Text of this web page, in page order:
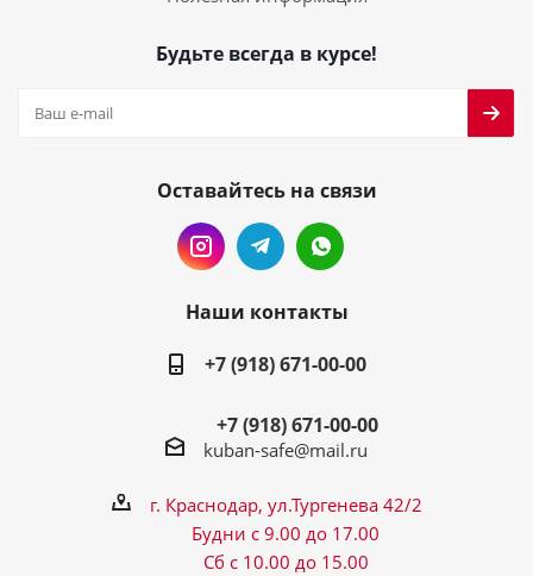
Будьте всегда в курсе!
Оставайтесь на связи
Наши контакты
+7 (918) 671-00-00
+7 (918) 671-00-00
kuban-safe@mail.ru
г. Краснодар, ул.Тургенева 42/2
Будни с 9.00 до 17.00
Сб с 10.00 до 15.00